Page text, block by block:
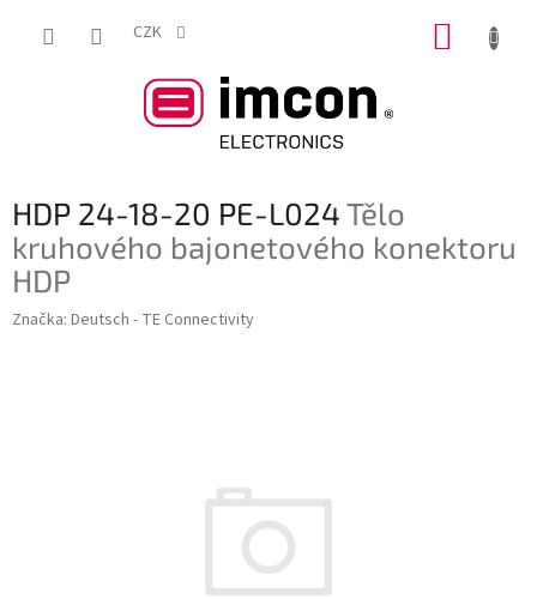
CZK
HDP 24-18-20 PE-L024Tělo
kruhového bajonetového konektoru
HDP
Značka: Deutsch - TE Connectivity